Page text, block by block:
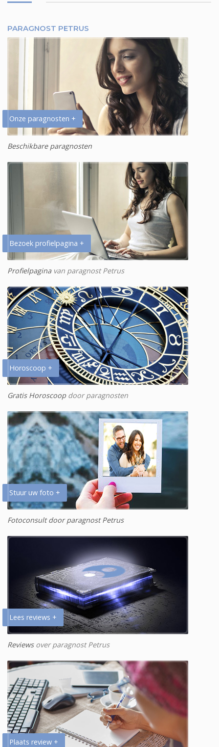
PARAGNOST PETRUS
Onze paragnosten +
Beschikbare paragnosten
Bezoek profielpagina +
Profielpagina van paragnost Petrus
Horoscoop +
Gratis Horoscoopdoor paragnosten
Stuur uw foto +
Fotoconsult door paragnost Petrus
Lees reviews +
Reviewsover paragnost Petrus
Plaats review +